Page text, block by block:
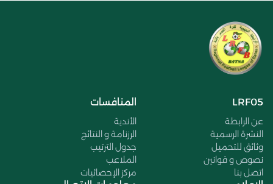
LRF05
عن الرابطة
النشرة الرسمية
وثائق للتحميل
نصوص و قوانين
اتصل بنا
المنافسات
الأندية
الرزنامة و النتائج
جدول الترتيب
الملاعب
مركز الإحصائيات